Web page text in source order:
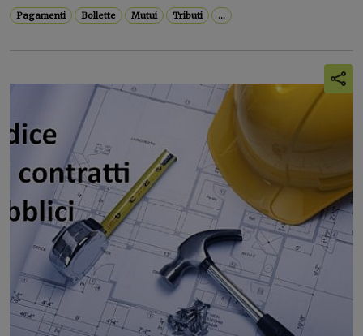
Pagamenti Bollette Mutui Tributi ...